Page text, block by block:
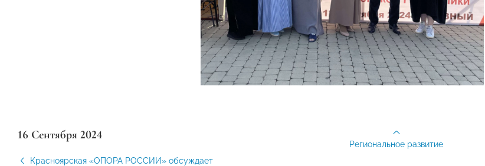
16 Сентября 2024
Красноярская «ОПОРА РОССИИ» обсуждает
Региональное развитие